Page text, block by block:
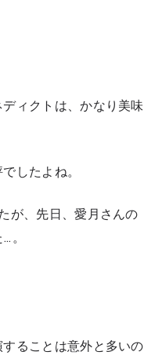
ィクトは、かなり美味
したよね。
が、先日、愛月さんの
。
ることは意外と多いの